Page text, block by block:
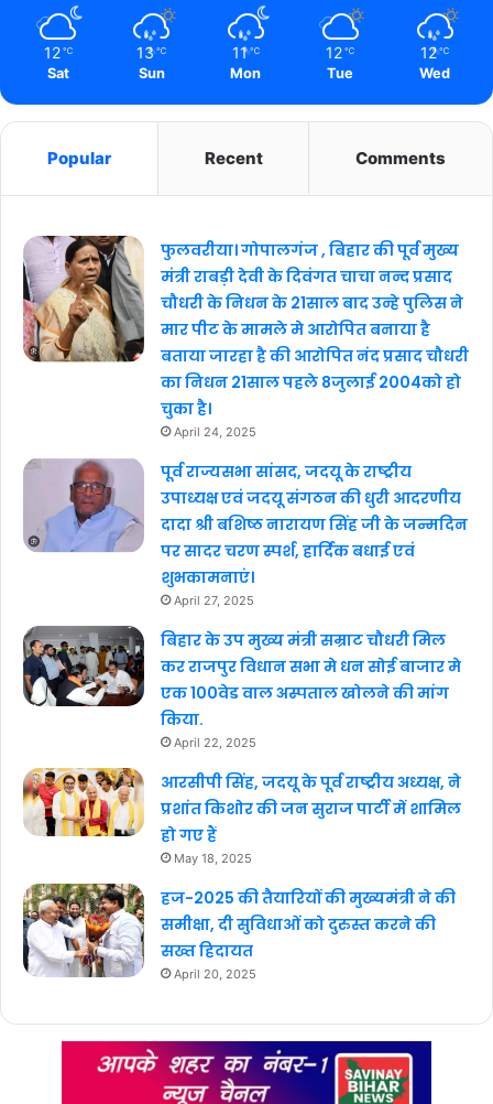
12 ℃
Sat
13 ℃
Sun
11 ℃
Mon
12 ℃
Tue
12 ℃
Wed
Popular Recent Comments
फुलवरीया। गोपालगंज , बिहार की पूर्व मुख्य
मंत्री राबड़ी देवी के दिवंगत चाचा नन्द प्रसाद
चौधरी के निधन के 21साल बाद उन्हे पुलिस ने
मार पीट के मामले मे आरोपित बनाया है
बताया जारहा है की आरोपित नंद प्रसाद चौधरी
का निधन 21साल पहले 8जुलाई 2004को हो
चुका है।
April 24, 2025
पूर्व राज्यसभा सांसद, जदयू के राष्ट्रीय
उपाध्यक्ष एवं जदयू संगठन की धुरी आदरणीय
दादा श्री बशिष्ठ नारायण सिंह जी के जन्मदिन
पर सादर चरण स्पर्श, हार्दिक बधाई एवं
शुभकामनाएं।
April 27, 2025
बिहार के उप मुख्य मंत्री सम्राट चौधरी मिल
कर राजपुर विधान सभा मे धन सोई बाजार मे
एक 100वेड वाल अस्पताल खोलने की मांग
किया.
April 22, 2025
आरसीपी सिंह, जदयू के पूर्व राष्ट्रीय अध्यक्ष, ने
प्रशांत किशोर की जन सुराज पार्टी में शामिल
हो गए हैं
May 18, 2025
हज-2025 की तैयारियों की मुख्यमंत्री ने की
समीक्षा, दी सुविधाओं को दुरुस्त करने की
सख्त हिदायत
April 20, 2025